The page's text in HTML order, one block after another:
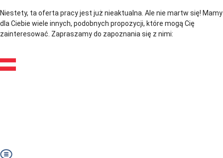
Niestety, ta oferta pracy jest już nieaktualna. Ale nie martw się! Mamy
dla Ciebie wiele innych, podobnych propozycji, które mogą Cię
zainteresować. Zapraszamy do zapoznania się z nimi: